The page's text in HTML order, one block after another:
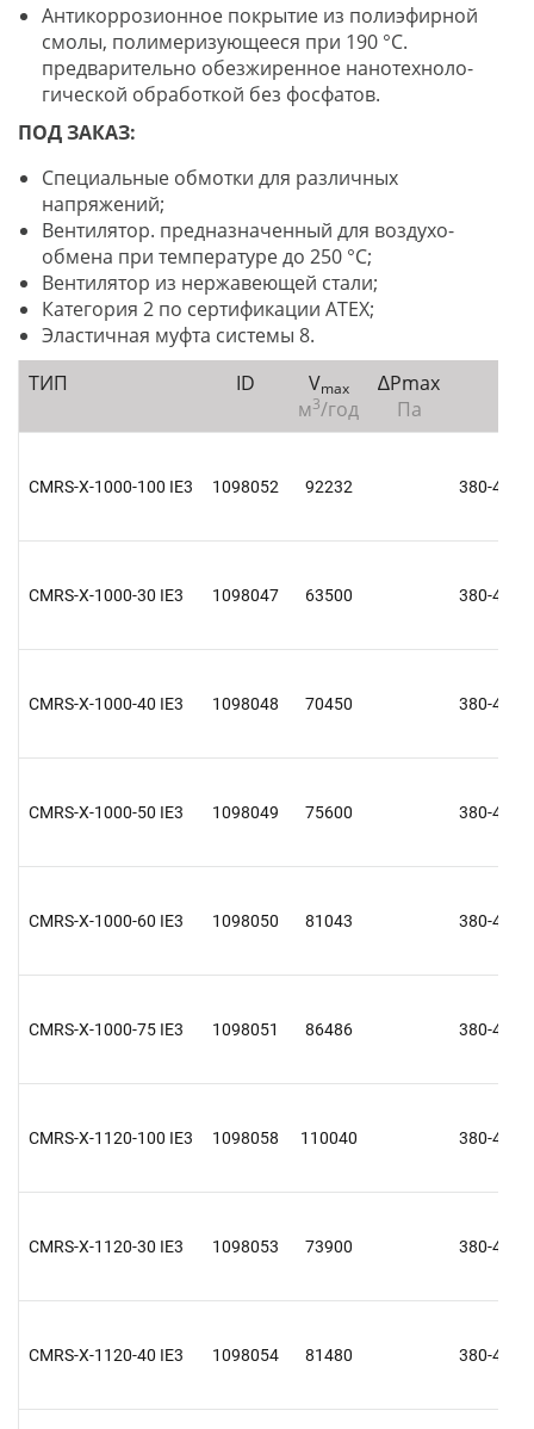
Антикоррозионное покрытие из полиэфирной
смолы, полимеризующееся при 190 °C.
предварительно обезжиренное нанотехноло-
гической обработкой без фосфатов.
ПОД ЗАКАЗ:
Специальные обмотки для различных
напряжений;
Вентилятор. предназначенный для воздухо-
обмена при температуре до 250 °C;
Вентилятор из нержавеющей стали;
Категория 2 по сертификации АТЕХ;
Эластичная муфта системы 8.
ТИП
ID Vmax
м3/год
∆Рmax
Па
CMRS-X-1000-100 IE3 1098052 92232 380-415
CMRS-X-1000-30 IE3 1098047 63500 380-415
CMRS-X-1000-40 IE3 1098048 70450 380-415
CMRS-X-1000-50 IE3 1098049 75600 380-415
CMRS-X-1000-60 IE3 1098050 81043 380-415
CMRS-X-1000-75 IE3 1098051 86486 380-415
CMRS-X-1120-100 IE3 1098058 110040 380-415
CMRS-X-1120-30 IE3 1098053 73900 380-415
CMRS-X-1120-40 IE3 1098054 81480 380-415